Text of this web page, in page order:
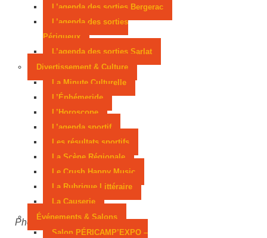
L’agenda des sorties Bergerac
L’agenda des sorties
Périgueux
L’agenda des sorties Sarlat
Divertissement & Culture
La Minute Culturelle
L’Éphémeride
L’Horoscope
L’agenda sportif
Les résultats sportifs
La Scène Régionale
Le Crush Happy Music
La Rubrique Littéraire
La Causerie
Événements & Salons
Salon PÉRICAMP’EXPO –
Photo DR BPFC